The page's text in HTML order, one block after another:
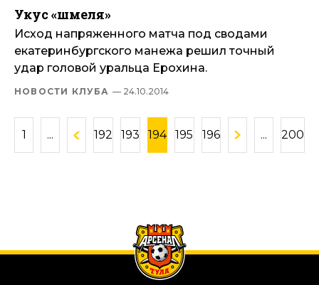
Укус «шмеля»
Исход напряженного матча под сводами
екатеринбургского манежа решил точный
удар головой уральца Ерохина.
НОВОСТИ КЛУБА — 24.10.2014
1 ... 192 193 194 195 196 ... 200